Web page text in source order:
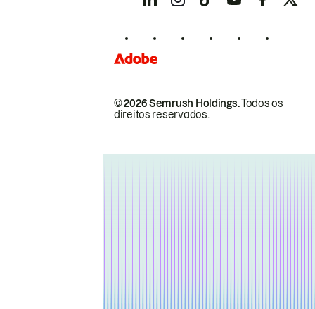
© 2026 Semrush Holdings.Todos os
direitos reservados.